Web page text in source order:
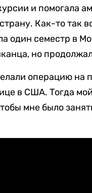
и помогала
Как-то так
один семестр в
но
операцию на
в США. Тогда
мне было